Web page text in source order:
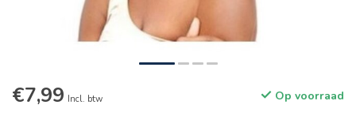
€7,99 Incl. btw Op voorraad